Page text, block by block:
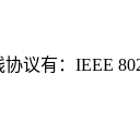
有：IEEE